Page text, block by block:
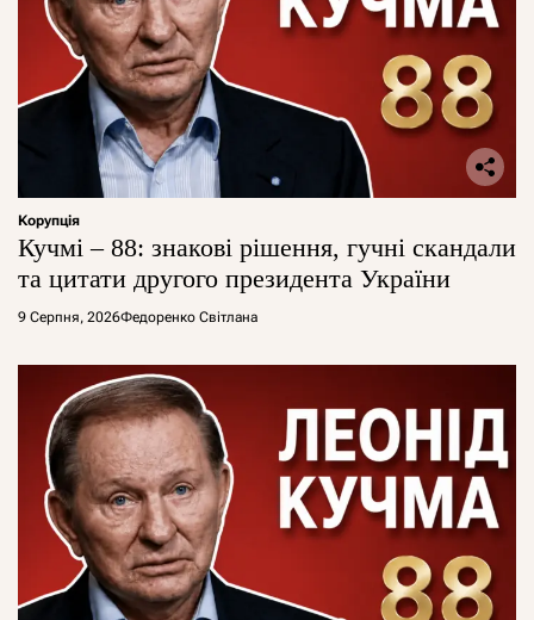
Корупція
Кучмі – 88: знакові рішення, гучні скандали
та цитати другого президента України
9 Серпня, 2026Федоренко Світлана